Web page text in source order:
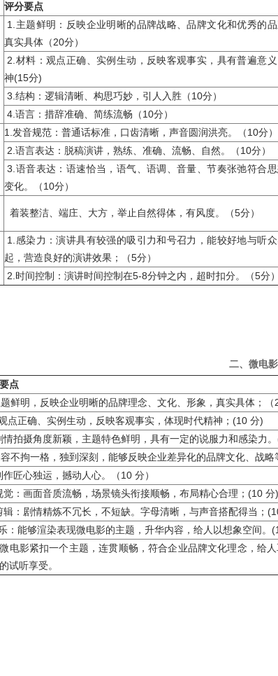
评分要点
1.主题鲜明：反映企业明晰的品牌战略、品牌文化和优秀的品
真实具体（20分）
2.材料：观点正确、实例生动，反映客观事实，具有普遍意
神(15分)
3.结构：逻辑清晰、构思巧妙，引人入胜（10分）
4.语言：措辞准确、简练流畅（10分）
1.发音规范：普通话标准，口齿清晰，声音圆润洪亮。（10分）
2.语言表达：脱稿演讲，熟练、准确、流畅、自然。（10分）
3.语音表达：语速恰当，语气、语调、音量、节奏张弛符合
变化。（10分）
着装整洁、端庄、大方，举止自然得体，有风度。（5分）
1.感染力：演讲具有较强的吸引力和号召力，能较好地与听
起，营造良好的演讲效果；（5分）
2.时间控制：演讲时间控制在5-8分钟之内，超时扣分。（5分）
二、微电影
点
鲜明，反映企业明晰的品牌理念、文化、形象，真实具体；（
点正确、实例生动，反映客观事实，体现时代精神；(10 分)
情拍摄角度新颖，主题特色鲜明，具有一定的说服力和感染力
不拘一格，独到深刻，能够反映企业差异化的品牌文化、战略
作匠心独运，撼动人心。（10 分）
觉：画面音质流畅，场景镜头衔接顺畅，布局精心合理；(10 分)
辑：剧情精炼不冗长，不短缺。字母清晰，与声音搭配得当；
：能够渲染表现微电影的主题，升华内容，给人以想象空间。
电影紧扣一个主题，连贯顺畅，符合企业品牌文化理念，给
试听享受。